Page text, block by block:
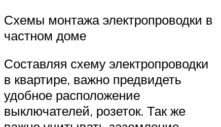
Схемы монтажа электропроводки в
частном доме
Составляя схему электропроводки
в квартире, важно предвидеть
удобное расположение
выключателей, розеток. Так же